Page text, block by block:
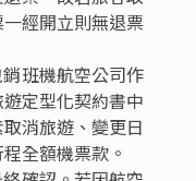
枕水度假酒店
鎮枕水度假飯店擁